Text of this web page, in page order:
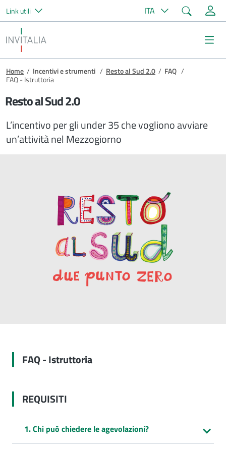
Salta al contenuto principale
Link utili ITA Cerca
Invitalia
Briciole di pane
Home / Incentivi e strumenti / Resto al Sud 2.0 / FAQ /
FAQ - Istruttoria
Resto al Sud 2.0
L’incentivo per gli under 35 che vogliono avviare
un’attività nel Mezzogiorno
FAQ - Istruttoria
REQUISITI
1. Chi può chiedere le agevolazioni?